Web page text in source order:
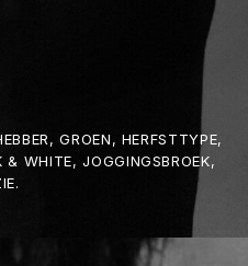
GROEN, HERFSTTYPE,
WHITE, JOGGINGSBROEK,